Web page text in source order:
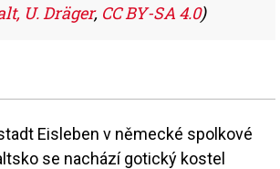
U. Dräger, CC BY-SA 4.0)
Eisleben v německé spolkové
se nachází gotický kostel